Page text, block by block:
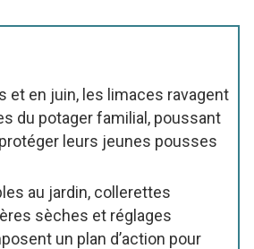
et en juin, les limaces ravagent
du potager familial, poussant
leurs jeunes pousses
au jardin, collerettes
sèches et réglages
un plan d’action pour